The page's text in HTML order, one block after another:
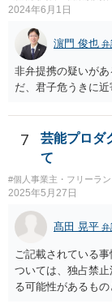
は，具体的態様に
越的地位の濫⽤に
義務等の内容や期
程度，代償措置の有
か等を考慮の上，
るので、ご事案に
必要があります。
護士に直接相談・
るかと思います。
組」（令和元年９
o.jp/houdou/
2024年6月1日
濵門 俊也 弁
非弁提携の疑いが
だ、君子危うきに近
7
芸能プロダ
て
#個人事業主・フリーラン
2025年5月27日
髙田 晃平 弁
ご記載されている
ついては、独占禁
る可能性があるも